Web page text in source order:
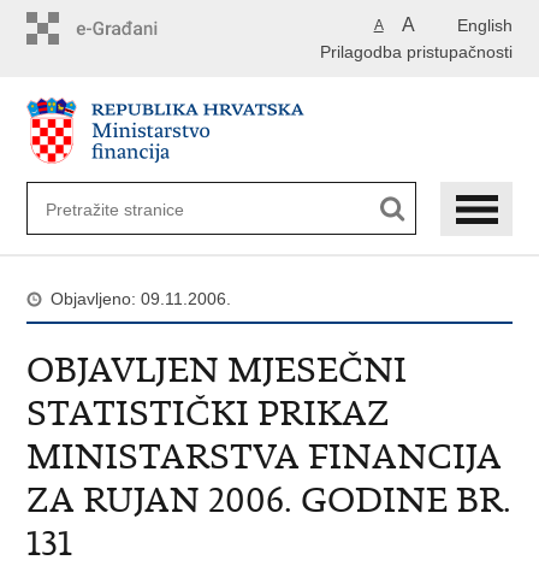
English
A A
Prilagodba pristupačnosti
Objavljeno: 09.11.2006.
OBJAVLJEN MJESEČNI
STATISTIČKI PRIKAZ
MINISTARSTVA FINANCIJA
ZA RUJAN 2006. GODINE BR.
131